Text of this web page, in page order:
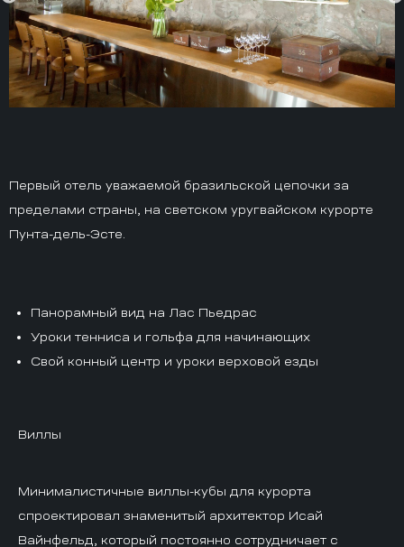
Первый отель уважаемой бразильской цепочки за
пределами страны, на светском уругвайском курорте
Пунта-дель-Эсте.
Панорамный вид на Лас Пьедрас
Уроки тенниса и гольфа для начинающих
Свой конный центр и уроки верховой езды
Виллы
Минималистичные виллы-кубы для курорта
спроектировал знаменитый архитектор Исай
Вайнфельд, который постоянно сотрудничает с